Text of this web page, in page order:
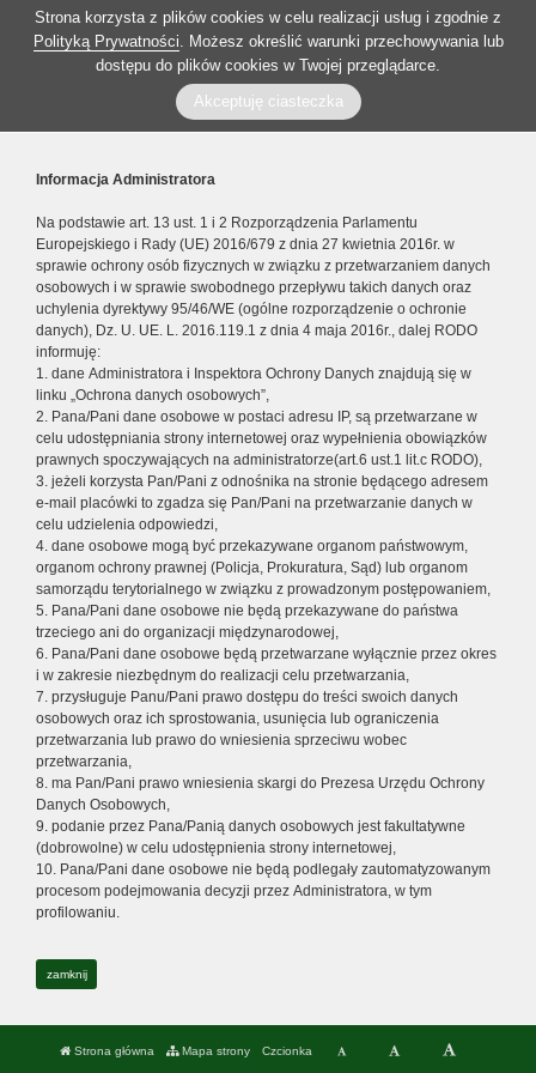
Strona korzysta z plików cookies w celu realizacji usług i zgodnie z
Polityką Prywatności. Możesz określić warunki przechowywania lub
dostępu do plików cookies w Twojej przeglądarce.
Akceptuję ciasteczka
Informacja Administratora
Na podstawie art. 13 ust. 1 i 2 Rozporządzenia Parlamentu
Europejskiego i Rady (UE) 2016/679 z dnia 27 kwietnia 2016r. w
sprawie ochrony osób fizycznych w związku z przetwarzaniem danych
osobowych i w sprawie swobodnego przepływu takich danych oraz
uchylenia dyrektywy 95/46/WE (ogólne rozporządzenie o ochronie
danych), Dz. U. UE. L. 2016.119.1 z dnia 4 maja 2016r., dalej RODO
informuję:
1. dane Administratora i Inspektora Ochrony Danych znajdują się w
linku „Ochrona danych osobowych”,
2. Pana/Pani dane osobowe w postaci adresu IP, są przetwarzane w
celu udostępniania strony internetowej oraz wypełnienia obowiązków
prawnych spoczywających na administratorze(art.6 ust.1 lit.c RODO),
3. jeżeli korzysta Pan/Pani z odnośnika na stronie będącego adresem
e-mail placówki to zgadza się Pan/Pani na przetwarzanie danych w
celu udzielenia odpowiedzi,
4. dane osobowe mogą być przekazywane organom państwowym,
organom ochrony prawnej (Policja, Prokuratura, Sąd) lub organom
samorządu terytorialnego w związku z prowadzonym postępowaniem,
5. Pana/Pani dane osobowe nie będą przekazywane do państwa
trzeciego ani do organizacji międzynarodowej,
6. Pana/Pani dane osobowe będą przetwarzane wyłącznie przez okres
i w zakresie niezbędnym do realizacji celu przetwarzania,
7. przysługuje Panu/Pani prawo dostępu do treści swoich danych
osobowych oraz ich sprostowania, usunięcia lub ograniczenia
przetwarzania lub prawo do wniesienia sprzeciwu wobec
przetwarzania,
8. ma Pan/Pani prawo wniesienia skargi do Prezesa Urzędu Ochrony
Danych Osobowych,
9. podanie przez Pana/Panią danych osobowych jest fakultatywne
(dobrowolne) w celu udostępnienia strony internetowej,
10. Pana/Pani dane osobowe nie będą podlegały zautomatyzowanym
procesom podejmowania decyzji przez Administratora, w tym
profilowaniu.
zamknij
Strona główna Mapa strony Czcionka